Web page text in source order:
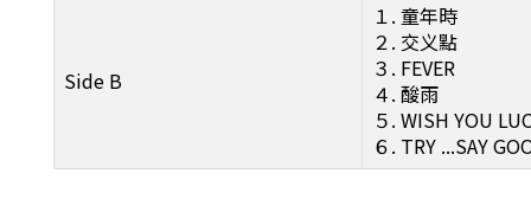
Side B
１. 童年時
２. 交义點
３. FEVER
４. 酸雨
５. WISH YOU
６. TRY ...SAY